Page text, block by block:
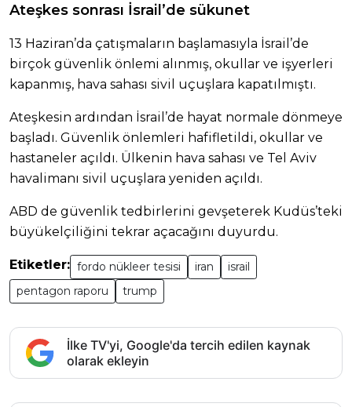
Ateşkes sonrası İsrail’de sükunet
13 Haziran’da çatışmaların başlamasıyla İsrail’de
birçok güvenlik önlemi alınmış, okullar ve işyerleri
kapanmış, hava sahası sivil uçuşlara kapatılmıştı.
Ateşkesin ardından İsrail’de hayat normale dönmeye
başladı. Güvenlik önlemleri hafifletildi, okullar ve
hastaneler açıldı. Ülkenin hava sahası ve Tel Aviv
havalimanı sivil uçuşlara yeniden açıldı.
ABD de güvenlik tedbirlerini gevşeterek Kudüs’teki
büyükelçiliğini tekrar açacağını duyurdu.
Etiketler: fordo nükleer tesisi iran
israil
pentagon raporu
trump
İlke TV'yi, Google'da tercih edilen kaynak
olarak ekleyin